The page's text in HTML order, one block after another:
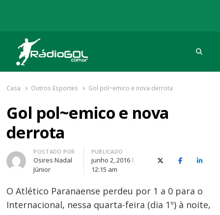
Rádio Gol
Há mais de 20 anos com as melhores coberturas
Casa Outros Esportes Gol pol~emico e nova derrota
Gol pol~emico e nova
derrota
Autor
POSTADO POR
Osires Nadal
Júnior
PUBLICADO
junho 2, 2016
12:15 am
X (Twitter)Facebook
O
O Atlético Paranaense perdeu por 1 a 0 para o
Internacional, nessa quarta-feira (dia 1º) à noite,